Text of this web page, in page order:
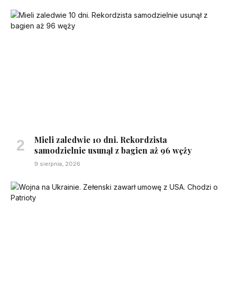
Mieli zaledwie 10 dni. Rekordzista
samodzielnie usunął z bagien aż 96 węży
9 sierpnia, 2026